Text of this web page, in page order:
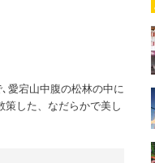
愛宕山中腹の松林の中に
した、なだらかで美し